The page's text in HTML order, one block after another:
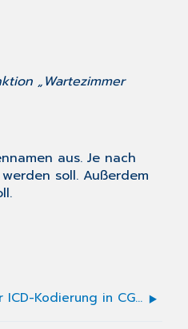
„Wartezimmer
aus. Je nach
soll. Außerdem
Wichtige Einstellungen zur ICD-Kodierung in CGM M1 PRO